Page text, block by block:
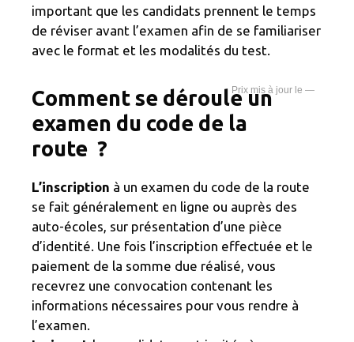
important que les candidats prennent le temps
de réviser avant l’examen afin de se familiariser
avec le format et les modalités du test.
—
Comment se déroule un
examen du code de la
route ?
L’inscription à un examen du code de la route
se fait généralement en ligne ou auprès des
auto-écoles, sur présentation d’une pièce
d’identité. Une fois l’inscription effectuée et le
paiement de la somme due réalisé, vous
recevrez une convocation contenant les
informations nécessaires pour vous rendre à
l’examen.